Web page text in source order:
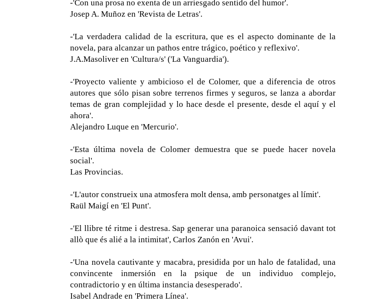
-'Con una prosa no exenta de un arriesgado sentido del humor'.
Josep A. Muñoz en 'Revista de Letras'.
-'La verdadera calidad de la escritura, que es el aspecto dominante de la
novela, para alcanzar un pathos entre trágico, poético y reflexivo'.
J.A.Masoliver en 'Cultura/s' ('La Vanguardia').
-'Proyecto valiente y ambicioso el de Colomer, que a diferencia de otros
autores que sólo pisan sobre terrenos firmes y seguros, se lanza a abordar
temas de gran complejidad y lo hace desde el presente, desde el aquí y el
ahora'.
Alejandro Luque en 'Mercurio'.
-'Esta última novela de Colomer demuestra que se puede hacer novela
social'.
Las Provincias.
-'L'autor construeix una atmosfera molt densa, amb personatges al límit'.
Raül Maigí en 'El Punt'.
-'El llibre té ritme i destresa. Sap generar una paranoica sensació davant tot
allò que és alié a la intimitat', Carlos Zanón en 'Avui'.
-'Una novela cautivante y macabra, presidida por un halo de fatalidad, una
convincente inmersión en la psique de un individuo complejo,
contradictorio y en última instancia desesperado'.
Isabel Andrade en 'Primera Línea'.